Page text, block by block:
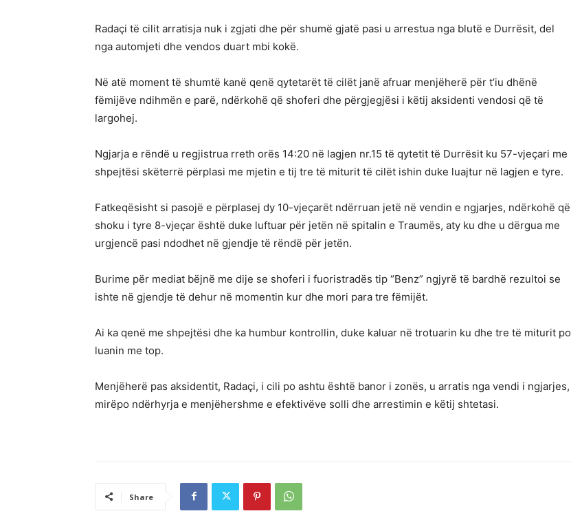
Radaçi të cilit arratisja nuk i zgjati dhe për shumë gjatë pasi u arrestua nga blutë e Durrësit, del
nga automjeti dhe vendos duart mbi kokë.
Në atë moment të shumtë kanë qenë qytetarët të cilët janë afruar menjëherë për t’iu dhënë
fëmijëve ndihmën e parë, ndërkohë që shoferi dhe përgjegjësi i këtij aksidenti vendosi që të
largohej.
Ngjarja e rëndë u regjistrua rreth orës 14:20 në lagjen nr.15 të qytetit të Durrësit ku 57-vjeçari me
shpejtësi skëterrë përplasi me mjetin e tij tre të miturit të cilët ishin duke luajtur në lagjen e tyre.
Fatkeqësisht si pasojë e përplasej dy 10-vjeçarët ndërruan jetë në vendin e ngjarjes, ndërkohë që
shoku i tyre 8-vjeçar është duke luftuar për jetën në spitalin e Traumës, aty ku dhe u dërgua me
urgjencë pasi ndodhet në gjendje të rëndë për jetën.
Burime për mediat bëjnë me dije se shoferi i fuoristradës tip “Benz” ngjyrë të bardhë rezultoi se
ishte në gjendje të dehur në momentin kur dhe mori para tre fëmijët.
Ai ka qenë me shpejtësi dhe ka humbur kontrollin, duke kaluar në trotuarin ku dhe tre të miturit po
luanin me top.
Menjëherë pas aksidentit, Radaçi, i cili po ashtu është banor i zonës, u arratis nga vendi i ngjarjes,
mirëpo ndërhyrja e menjëhershme e efektivëve solli dhe arrestimin e këtij shtetasi.
Share